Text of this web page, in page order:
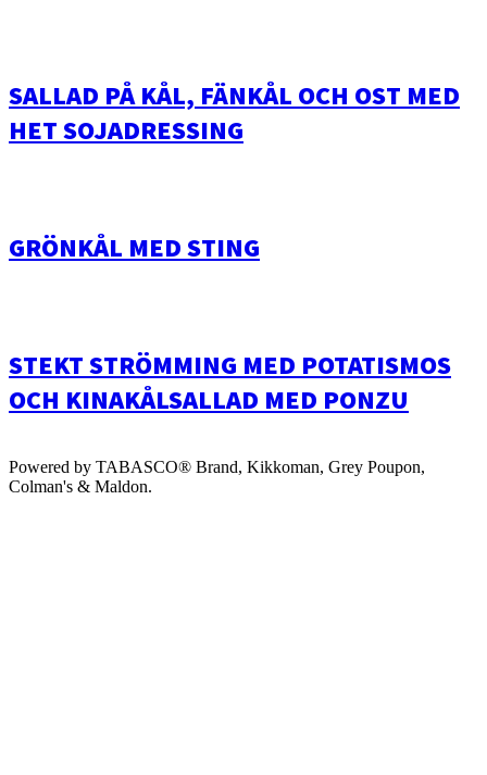
SALLAD PÅ KÅL, FÄNKÅL OCH OST MED
HET SOJADRESSING
GRÖNKÅL MED STING
STEKT STRÖMMING MED POTATISMOS
OCH KINAKÅLSALLAD MED PONZU
Powered by TABASCO® Brand, Kikkoman, Grey Poupon,
Colman's & Maldon.